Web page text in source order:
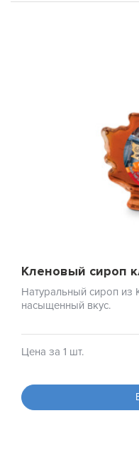
Кленовый сироп
Натуральный сироп из
насыщенный вкус.
Цена за 1 шт.